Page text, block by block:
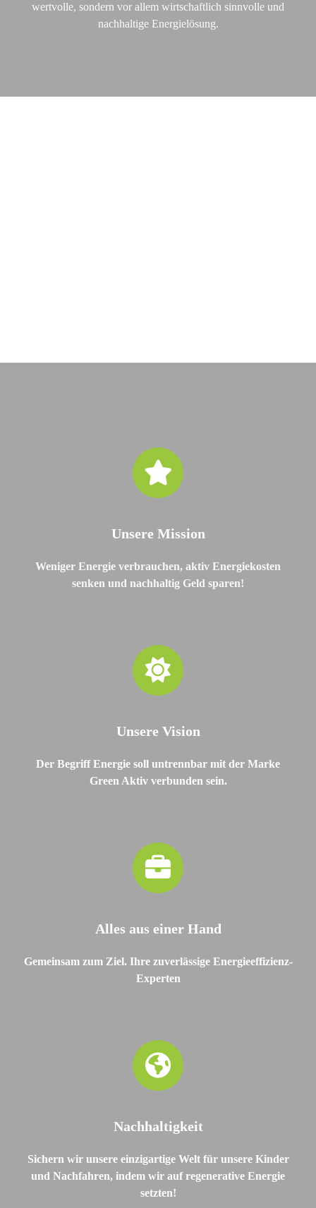
wertvolle, sondern vor allem wirtschaftlich sinnvolle und
nachhaltige Energielösung.
Unsere Mission
Weniger Energie verbrauchen, aktiv Energiekosten
senken und nachhaltig Geld sparen!
Unsere Vision
Der Begriff Energie soll untrennbar mit der Marke
Green Aktiv verbunden sein.
Alles aus einer Hand
Gemeinsam zum Ziel. Ihre zuverlässige Energieeffizienz-
Experten
Nachhaltigkeit
Sichern wir unsere einzigartige Welt für unsere Kinder
und Nachfahren, indem wir auf regenerative Energie
setzten!